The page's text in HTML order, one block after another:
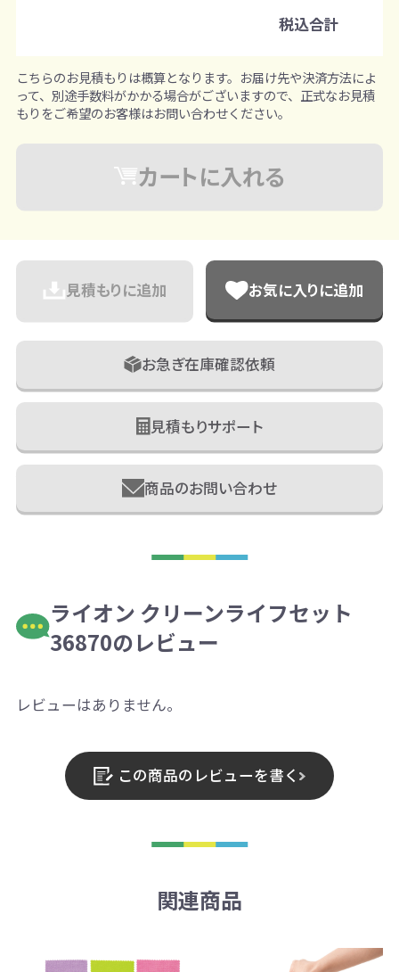
税込合計
こちらのお見積もりは概算となります。お届け先や決済方法によ
って、別途手数料がかかる場合がございますので、正式なお見積
もりをご希望のお客様はお問い合わせください。
カートに入れる
見積もりに追加 お気に入りに追加
お急ぎ在庫確認依頼
見積もりサポート
商品のお問い合わせ
ライオン クリーンライフセット
36870のレビュー
レビューはありません。
この商品のレビューを書く
関連商品